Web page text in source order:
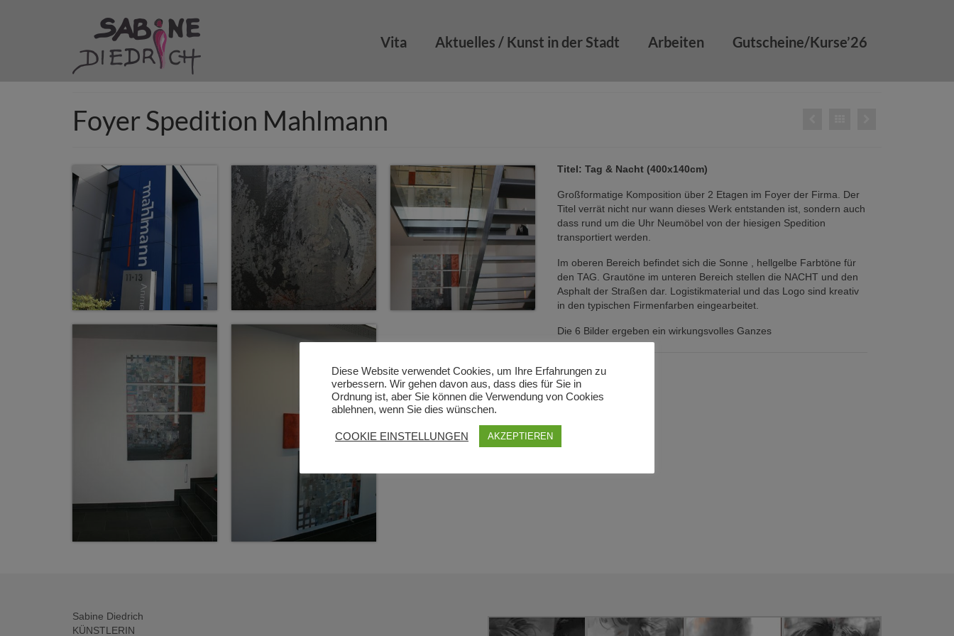
Vita Aktuelles / Kunst in der Stadt Arbeiten Gutscheine/Kurse’26
Foyer Spedition Mahlmann
Titel: Tag & Nacht (400x140cm)
Großformatige Komposition über 2 Etagen im Foyer der Firma. Der
Titel verrät nicht nur wann dieses Werk entstanden ist, sondern auch
dass rund um die Uhr Neumöbel von der hiesigen Spedition
transportiert werden.
Im oberen Bereich befindet sich die Sonne , hellgelbe Farbtöne für
den TAG. Grautöne im unteren Bereich stellen die NACHT und den
Asphalt der Straßen dar. Logistikmaterial und das Logo sind kreativ
in den typischen Firmenfarben eingearbeitet.
Die 6 Bilder ergeben ein wirkungsvolles Ganzes
Auftrag
Sabine Diedrich
KÜNSTLERIN
Diese Website verwendet Cookies, um Ihre Erfahrungen zu
verbessern. Wir gehen davon aus, dass dies für Sie in
Ordnung ist, aber Sie können die Verwendung von Cookies
ablehnen, wenn Sie dies wünschen.
COOKIE EINSTELLUNGEN AKZEPTIEREN